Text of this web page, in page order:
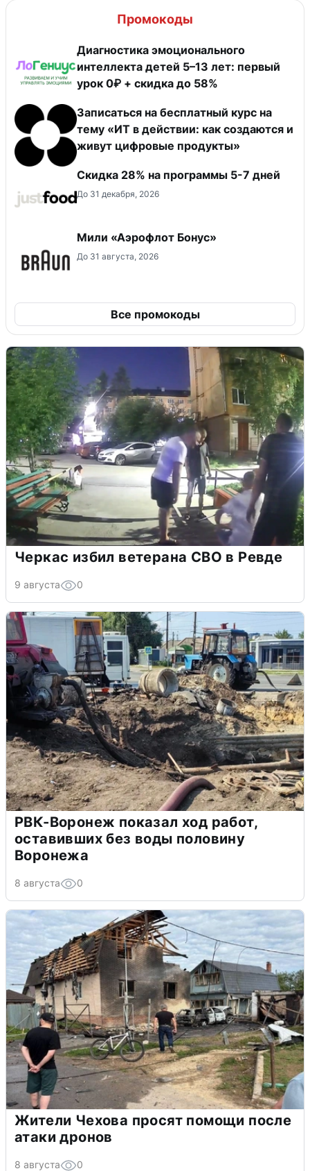
Промокоды
Диагностика эмоционального
интеллекта детей 5–13 лет: первый
урок 0₽ + скидка до 58%
Записаться на бесплатный курс на
тему «ИТ в действии: как создаются и
живут цифровые продукты»
Скидка 28% на программы 5-7 дней
До 31 декабря, 2026
Мили «Аэрофлот Бонус»
До 31 августа, 2026
Все промокоды
Черкас избил ветерана СВО в Ревде
9 августа 0
РВК-Воронеж показал ход работ,
оставивших без воды половину
Воронежа
8 августа 0
Жители Чехова просят помощи после
атаки дронов
8 августа 0